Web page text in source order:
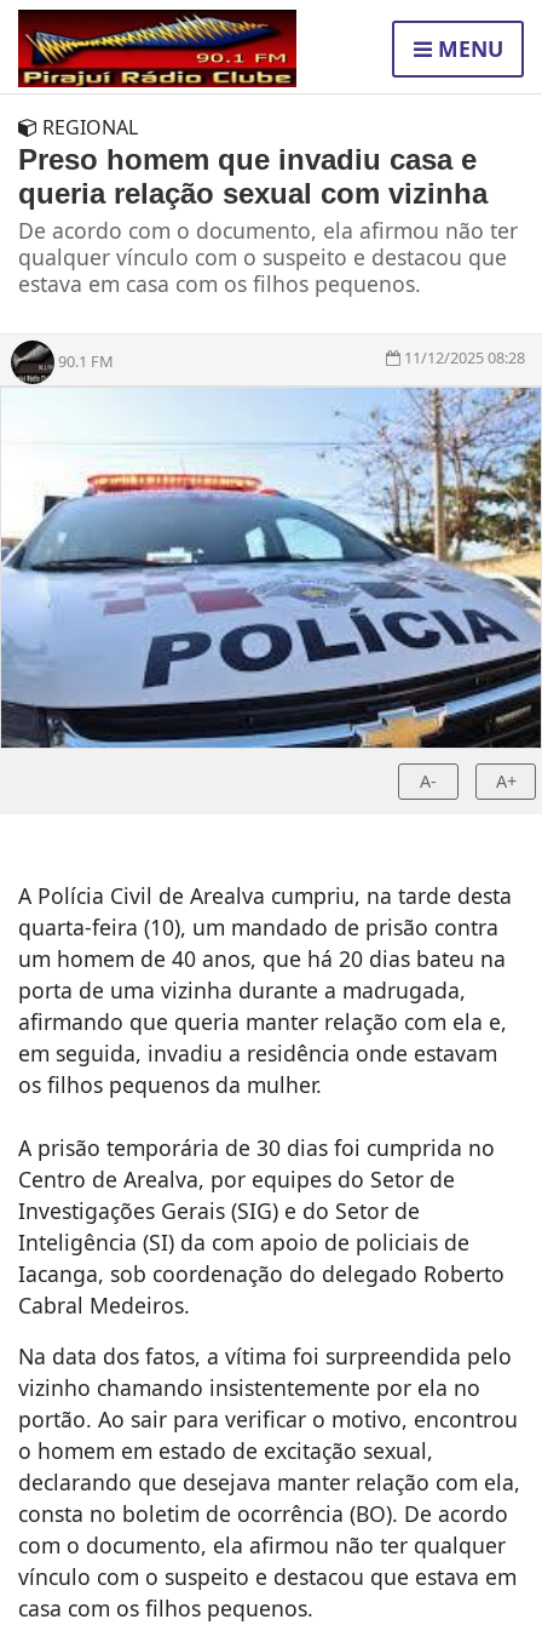
MENU
REGIONAL
Preso homem que invadiu casa e
queria relação sexual com vizinha
De acordo com o documento, ela afirmou não ter
qualquer vínculo com o suspeito e destacou que
estava em casa com os filhos pequenos.
90.1 FM 11/12/2025 08:28
A- A+
A Polícia Civil de Arealva cumpriu, na tarde desta
quarta-feira (10), um mandado de prisão contra
um homem de 40 anos, que há 20 dias bateu na
porta de uma vizinha durante a madrugada,
afirmando que queria manter relação com ela e,
em seguida, invadiu a residência onde estavam
os filhos pequenos da mulher.
A prisão temporária de 30 dias foi cumprida no
Centro de Arealva, por equipes do Setor de
Investigações Gerais (SIG) e do Setor de
Inteligência (SI) da com apoio de policiais de
Iacanga, sob coordenação do delegado Roberto
Cabral Medeiros.
Na data dos fatos, a vítima foi surpreendida pelo
vizinho chamando insistentemente por ela no
portão. Ao sair para verificar o motivo, encontrou
o homem em estado de excitação sexual,
declarando que desejava manter relação com ela,
consta no boletim de ocorrência (BO). De acordo
com o documento, ela afirmou não ter qualquer
vínculo com o suspeito e destacou que estava em
casa com os filhos pequenos.